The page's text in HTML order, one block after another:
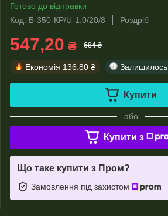
Готово до відправки
Код: Б-350-КР/U-1.0/20/8
Роздріб
547,20 ₴ 684 ₴
Економія 136.80 ₴ Залишилось
Купити
або
Купити з
Що таке купити з Пром?
Замовлення під захистом